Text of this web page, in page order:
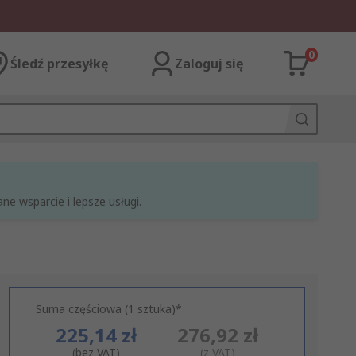
Śledź przesyłkę Zaloguj się
0
wsparcie i lepsze usługi.
Suma częściowa (1 sztuka)*
225,14 zł
(bez VAT)
276,92 zł
(z VAT)